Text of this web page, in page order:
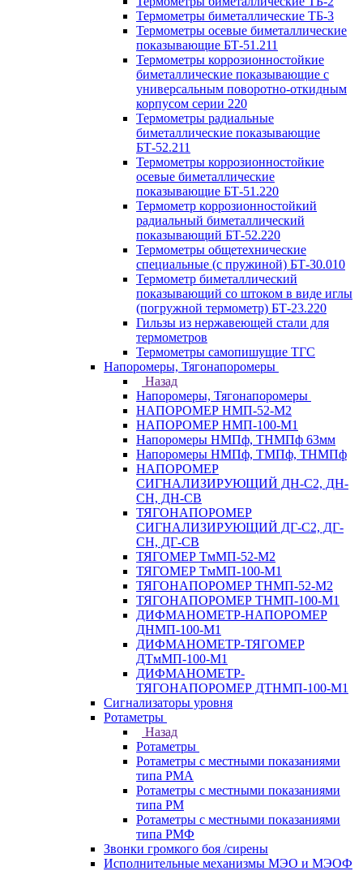
Термометры биметаллические ТБ-3
Термометры осевые биметаллические
показывающие БТ-51.211
Термометры коррозионностойкие
биметаллические показывающие с
универсальным поворотно-откидным
корпусом серии 220
Термометры радиальные
биметаллические показывающие
БТ-52.211
Термометры коррозионностойкие
осевые биметаллические
показывающие БТ-51.220
Термометр коррозионностойкий
радиальный биметаллический
показывающий БТ-52.220
Термометры общетехнические
специальные (с пружиной) БТ-30.010
Термометр биметаллический
показывающий со штоком в виде иглы
(погружной термометр) БТ-23.220
Гильзы из нержавеющей стали для
термометров
Термометры самопишущие ТГС
Напоромеры, Тягонапоромеры
Назад
Напоромеры, Тягонапоромеры
НАПОРОМЕР НМП-52-М2
НАПОРОМЕР НМП-100-М1
Напоромеры НМПф, ТНМПф 63мм
Напоромеры НМПф, ТМПф, ТНМПф
НАПОРОМЕР
СИГНАЛИЗИРУЮЩИЙ ДН-С2, ДН-
СН, ДН-СВ
ТЯГОНАПОРОМЕР
СИГНАЛИЗИРУЮЩИЙ ДГ-С2, ДГ-
СН, ДГ-СВ
ТЯГОМЕР ТмМП-52-М2
ТЯГОМЕР ТмМП-100-М1
ТЯГОНАПОРОМЕР ТНМП-52-М2
ТЯГОНАПОРОМЕР ТНМП-100-М1
ДИФМАНОМЕТР-НАПОРОМЕР
ДНМП-100-М1
ДИФМАНОМЕТР-ТЯГОМЕР
ДТмМП-100-М1
ДИФМАНОМЕТР-
ТЯГОНАПОРОМЕР ДТНМП-100-М1
Сигнализаторы уровня
Ротаметры
Назад
Ротаметры
Ротаметры с местными показаниями
типа РМА
Ротаметры с местными показаниями
типа РМ
Ротаметры с местными показаниями
типа РМФ
Звонки громкого боя /сирены
Исполнительные механизмы МЭО и МЭОФ